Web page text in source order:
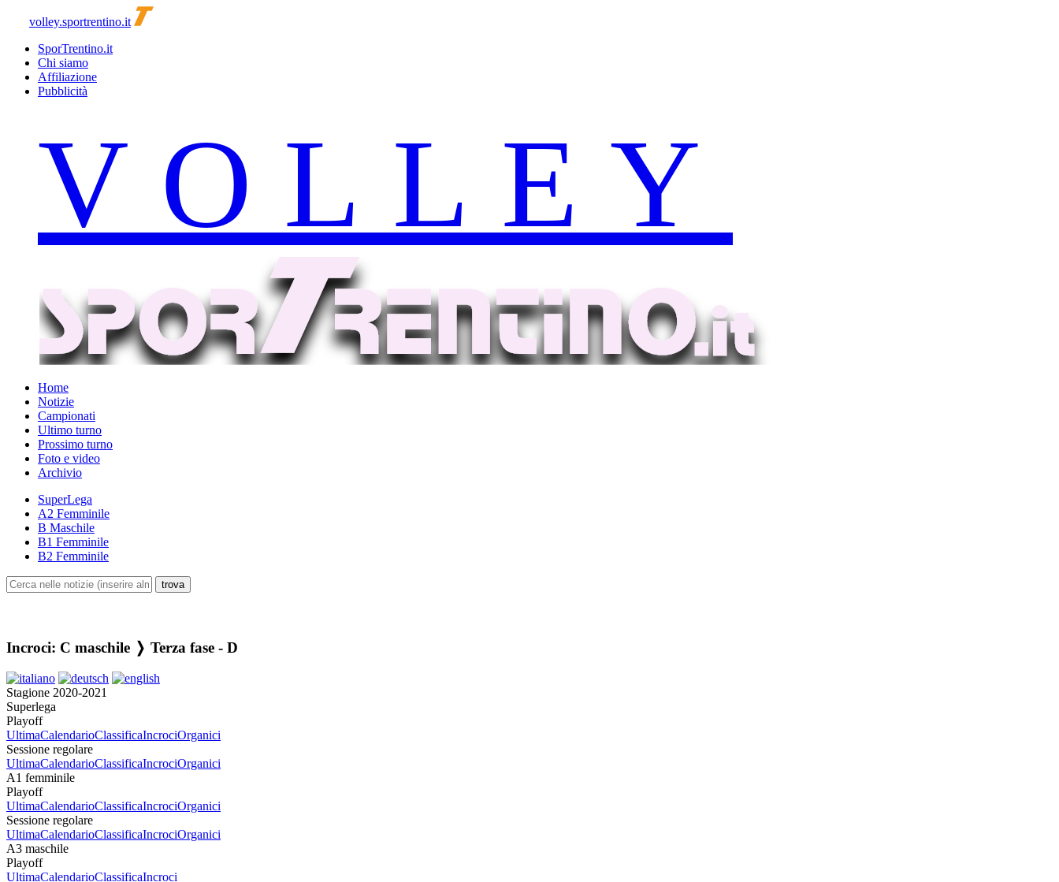
volley.sportrentino.it
SporTrentino.it
Chi siamo
Affiliazione
Pubblicità
Home
Notizie
Campionati
Ultimo turno
Prossimo turno
Foto e video
Archivio
SuperLega
A2 Femminile
B Maschile
B1 Femminile
B2 Femminile
Incroci: C maschile ❭ Terza fase - D
Stagione 2020-2021
Superlega
Playoff
UltimaCalendarioClassificaIncrociOrganici
Sessione regolare
UltimaCalendarioClassificaIncrociOrganici
A1 femminile
Playoff
UltimaCalendarioClassificaIncrociOrganici
Sessione regolare
UltimaCalendarioClassificaIncrociOrganici
A3 maschile
Playoff
UltimaCalendarioClassificaIncroci